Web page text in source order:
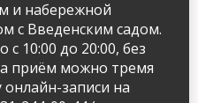
и набережной
с Введенским садом.
10:00 до 20:00, без
приём можно тремя
записи на